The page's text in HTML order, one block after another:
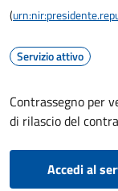
(
Servizio attivo
Contrassegno per
di rilascio del
Accedi al